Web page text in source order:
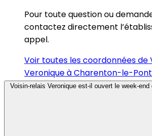
Pour toute question ou
contactez directement
appel.
Voir toutes les coordonnées de
Veronique à Charenton-le-
Voisin-relais Veronique est-il ouvert le week-